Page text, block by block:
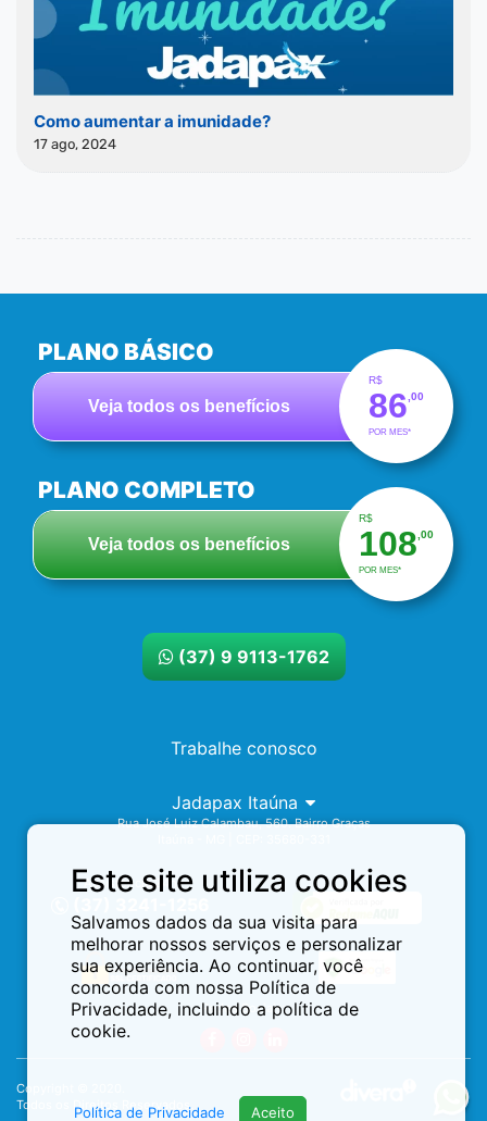
Este site utiliza cookies
Salvamos dados da sua visita para
melhorar nossos serviços e personalizar
sua experiência. Ao continuar, você
concorda com nossa Política de
Privacidade, incluindo a política de
cookie.
Política de Privacidade Aceito
Como aumentar a imunidade?
17 ago, 2024
PLANO BÁSICO
Veja todos os benefícios
R$
86,00
POR MES*
PLANO COMPLETO
Veja todos os benefícios
R$
108,00
POR MES*
(37) 9 9113-1762
Trabalhe conosco
Jadapax Itaúna
Rua José Luiz Calambau, 560. Bairro Graças
Assistência 24h
Redes Sociais:
Copyright © 2020.
Todos os Direitos Reservados.